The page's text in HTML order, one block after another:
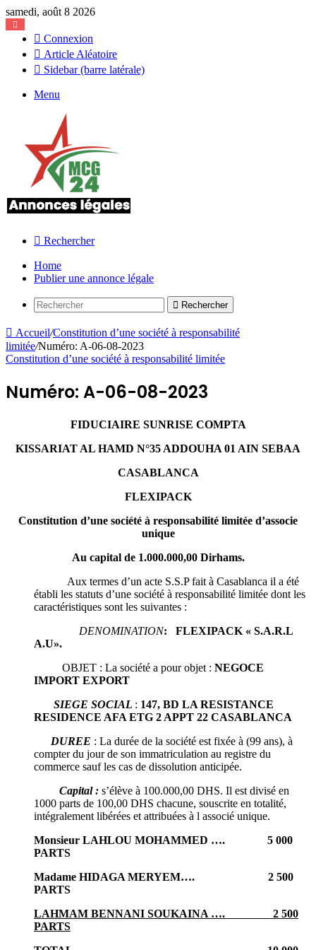
samedi, août 8 2026
Connexion
Article Aléatoire
Sidebar (barre latérale)
Menu
Rechercher
Home
Publier une annonce légale
Rechercher
Accueil/Constitution d’une société à responsabilité
limitée/Numéro: A-06-08-2023
Constitution d’une société à responsabilité limitée
Numéro: A-06-08-2023
FIDUCIAIRE SUNRISE COMPTA
KISSARIAT AL HAMD N°35 ADDOUHA 01 AIN SEBAA
CASABLANCA
FLEXIPACK
Constitution d’une société à responsabilité limitée d’associe
unique
Au capital de 1.000.000,00 Dirhams.
Aux termes d’un acte S.S.P fait à Casablanca il a été
établi les statuts d’une société à responsabilité limitée dont les
caractéristiques sont les suivantes :
DENOMINATION: FLEXIPACK « S.A.R.L
A.U».
OBJET : La société a pour objet : NEGOCE
IMPORT EXPORT
SIEGE SOCIAL : 147, BD LA RESISTANCE
RESIDENCE AFA ETG 2 APPT 22 CASABLANCA
DUREE : La durée de la société est fixée à (99 ans), à
compter du jour de son immatriculation au registre du
commerce sauf les cas de dissolution anticipée.
Capital : s’élève à 100.000,00 DHS. Il est divisé en
1000 parts de 100,00 DHS chacune, souscrite en totalité,
intégralement libérées et attribuées à l associé unique.
Monsieur LAHLOU MOHAMMED …. 5 000
PARTS
Madame HIDAGA MERYEM…. 2 500
PARTS
LAHMAM BENNANI SOUKAINA …. 2 500
PARTS